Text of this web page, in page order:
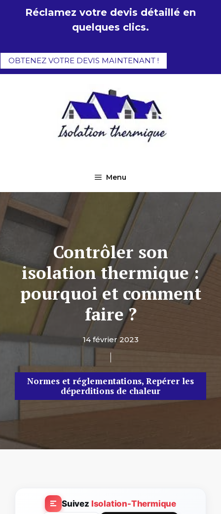
Réclamez votre devis détaillé en
quelques clics.
OBTENEZ VOTRE DEVIS MAINTENANT !
Menu
Contrôler son
isolation thermique :
pourquoi et comment
faire ?
14 février 2023
Normes et réglementations, Repérer les
déperditions de chaleur
Suivez Isolation-Thermique